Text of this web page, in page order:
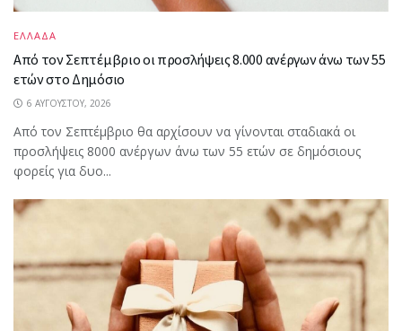
ΕΛΛΑΔΑ
Από τον Σεπτέμβριο οι προσλήψεις 8.000 ανέργων άνω των 55
ετών στο Δημόσιο
6 ΑΥΓΟΎΣΤΟΥ, 2026
Από τον Σεπτέμβριο θα αρχίσουν να γίνονται σταδιακά οι
προσλήψεις 8000 ανέργων άνω των 55 ετών σε δημόσιους
φορείς για δυο...